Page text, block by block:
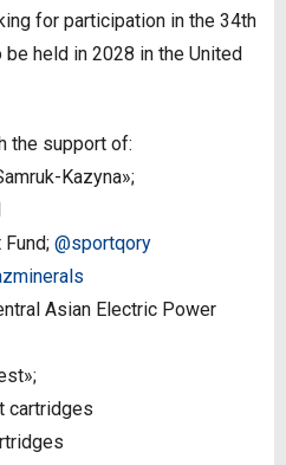
for participation in the 34th
be held in 2028 in the United
the support of:
Kazyna»;
@sportqory
Asian Electric Power
cartridges